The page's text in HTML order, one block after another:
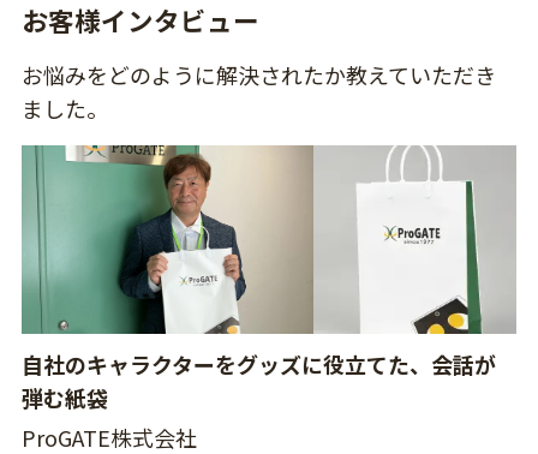
お客様インタビュー
お悩みをどのように解決されたか教えていただき
ました。
自社のキャラクターをグッズに役立てた、会話が
弾む紙袋
ProGATE株式会社